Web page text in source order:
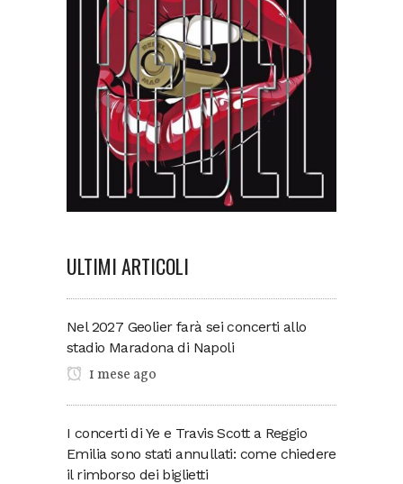
ULTIMI ARTICOLI
Nel 2027 Geolier farà sei concerti allo
stadio Maradona di Napoli
1 mese ago
I concerti di Ye e Travis Scott a Reggio
Emilia sono stati annullati: come chiedere
il rimborso dei biglietti